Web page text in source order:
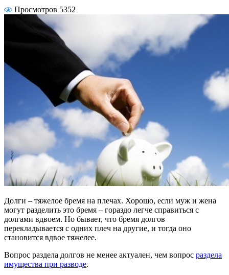
Просмотров 5352
Долги – тяжелое бремя на плечах. Хорошо, если муж и жена
могут разделить это бремя – гораздо легче справиться с
долгами вдвоем. Но бывает, что бремя долгов
перекладывается с одних плеч на другие, и тогда оно
становится вдвое тяжелее.
Вопрос раздела долгов не менее актуален, чем вопрос раздела
имущества при разводе.